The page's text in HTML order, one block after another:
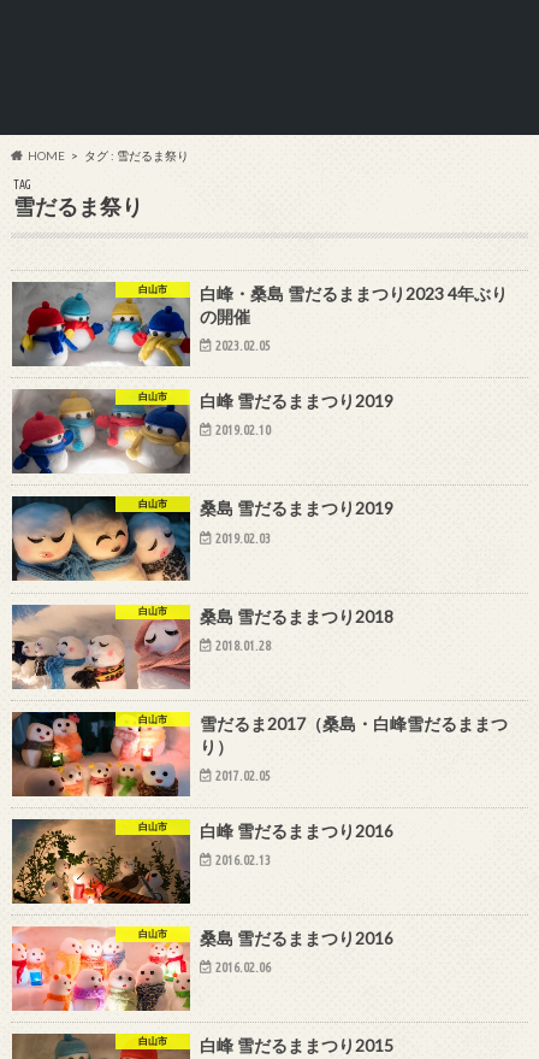
HOME タグ : 雪だるま祭り
TAG
雪だるま祭り
白山市
白峰・桑島 雪だるままつり2023 4年ぶり
の開催
2023.02.05
白山市 白峰 雪だるままつり2019
2019.02.10
白山市 桑島 雪だるままつり2019
2019.02.03
白山市 桑島 雪だるままつり2018
2018.01.28
白山市
雪だるま2017（桑島・白峰雪だるままつ
り）
2017.02.05
白山市 白峰 雪だるままつり2016
2016.02.13
白山市 桑島 雪だるままつり2016
2016.02.06
白山市 白峰 雪だるままつり2015